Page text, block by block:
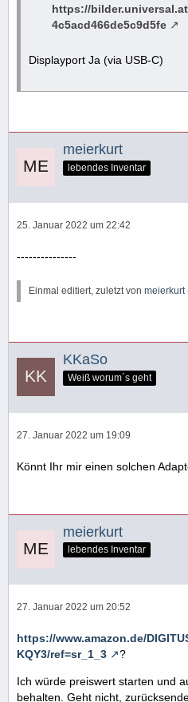
https://
4c5acd466de5c9d5fe
Displayport Ja (via USB-C)
meierkurt
lebendes Inventar
25. Januar 2022 um 22:42
---------------
Einmal editiert, zuletzt von meierkurt
KKaSo
Weiß worum´s geht
27. Januar 2022 um 19:09
Könnt Ihr mir einen solchen
meierkurt
lebendes Inventar
27. Januar 2022 um 20:52
https://www.amazon.de/
KQY3/ref=sr_1_3
?
Ich würde preiswert starten und
behalten. Geht nicht,